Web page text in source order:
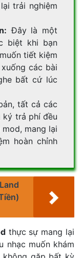
trải nghiệm
Đây là một
biệt khi bạn
tiết kiệm
các bài
bất cứ lúc
tất cả các
ký trả phí đều
mang lại
hoàn chỉnh
thực sự mang lại
nhạc muốn khám